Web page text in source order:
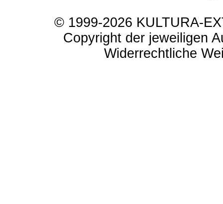
© 1999-2026 KULTURA-
Copyright der jeweiligen
Widerrechtliche